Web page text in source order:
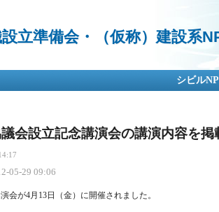
ン
移
動
立準備会・（仮称）建設系
シビル
会設立記念講演会の講演内容を掲
05-29 09:06
会が4月13日（金）に開催されました。